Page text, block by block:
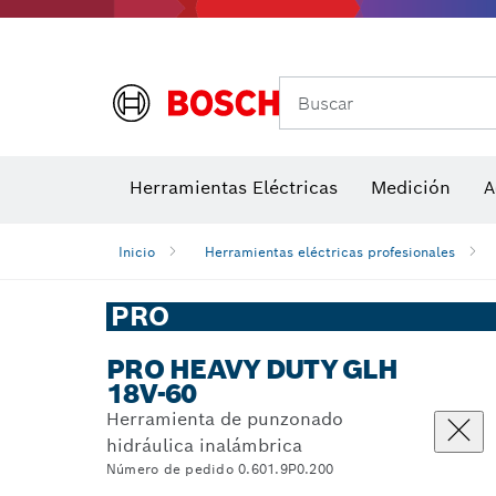
Buscar
Herramientas Eléctricas Medición
Inicio Herramientas eléctricas profesionales
PRO
PRO HEAVY DUTY GLH
18V-60
Herramienta de punzonado
hidráulica inalámbrica
Número de pedido 0.601.9P0.200